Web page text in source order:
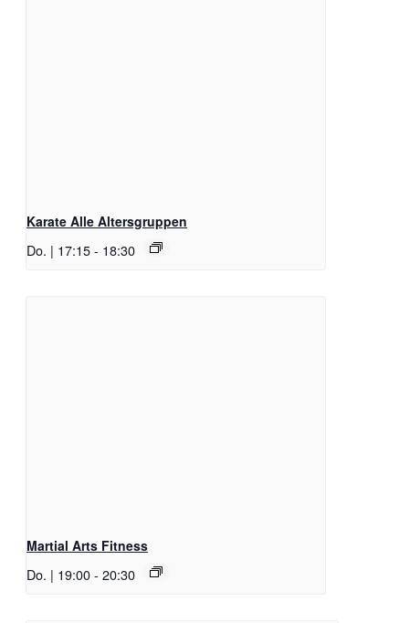
Karate Alle Altersgruppen
Do. | 17:15- 18:30
Martial Arts Fitness
Do. | 19:00- 20:30